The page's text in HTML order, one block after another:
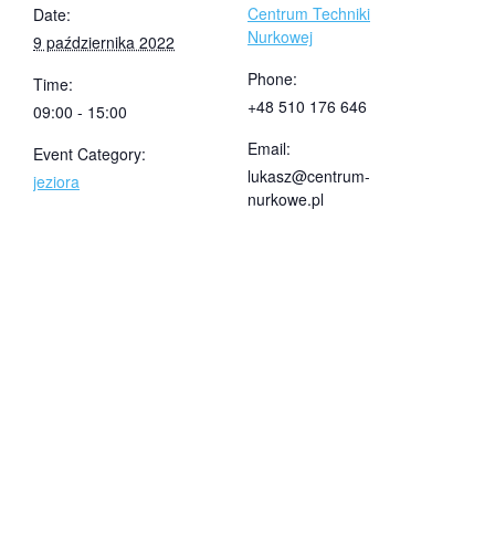
Date:
9 października 2022
Time:
09:00 - 15:00
Event Category:
jeziora
Centrum Techniki
Nurkowej
Phone:
+48 510 176 646
Email:
lukasz@centrum-
nurkowe.pl